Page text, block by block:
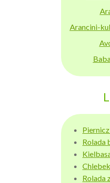
Arancini-
Rolada
Rolada